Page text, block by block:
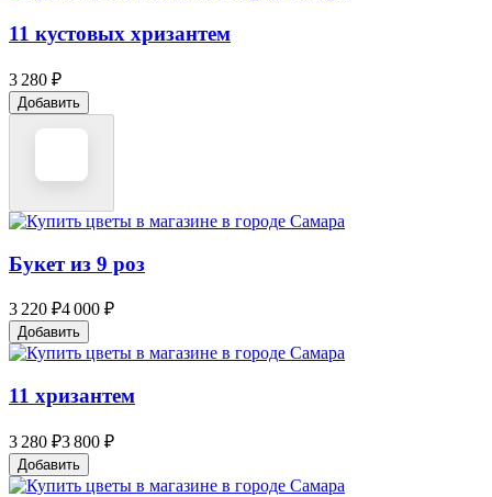
11 кустовых хризантем
3 280 ₽
Добавить
Букет из 9 роз
3 220 ₽4 000 ₽
Добавить
11 хризантем
3 280 ₽3 800 ₽
Добавить